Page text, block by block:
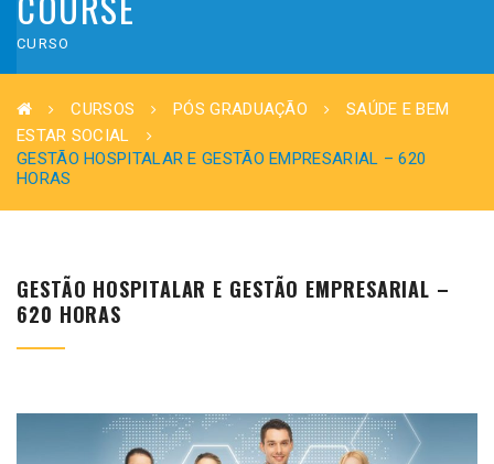
CURSO
CURSOS PÓS GRADUAÇÃO
SAÚDE E BEM
ESTAR SOCIAL
GESTÃO HOSPITALAR E GESTÃO EMPRESARIAL – 620
HORAS
GESTÃO HOSPITALAR E GESTÃO EMPRESARIAL –
620 HORAS